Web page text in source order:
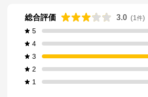
総合評価 3.0 (1 件)
5
4
3
2
1